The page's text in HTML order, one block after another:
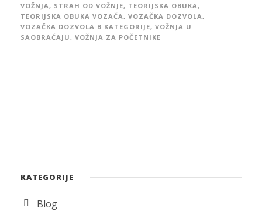
VOŽNJA , STRAH OD VOŽNJE, TEORIJSKA OBUKA ,
TEORIJSKA OBUKA VOZAČA , VOZAČKA DOZVOLA ,
VOZAČKA DOZVOLA B KATEGORIJE, VOŽNJA U
SAOBRAĆAJU , VOŽNJA ZA POČETNIKE
KATEGORIJE
Blog